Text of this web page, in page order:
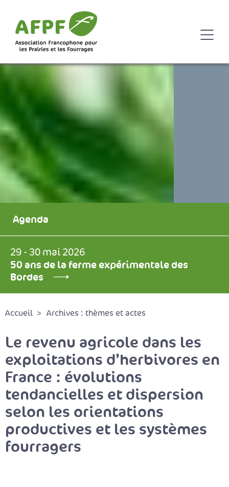
Agenda
29 - 30 mai 2026
50 ans de la ferme expérimentale des
Bordes
Accueil Archives : thèmes et actes
Le revenu agricole dans les
exploitations d’herbivores en
France : évolutions
tendancielles et dispersion
selon les orientations
productives et les systèmes
fourragers